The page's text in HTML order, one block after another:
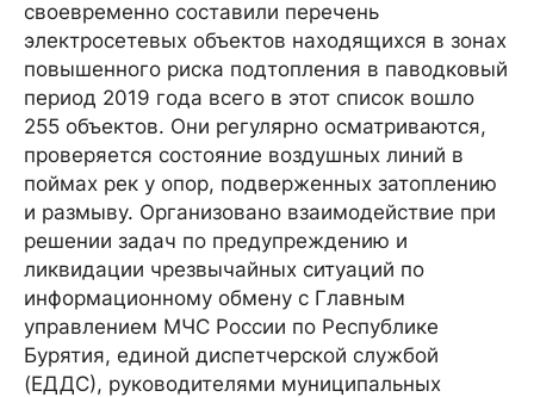
своевременно составили перечень
электросетевых объектов находящихся в зонах
повышенного риска подтопления в паводковый
период 2019 года всего в этот список вошло
255 объектов. Они регулярно осматриваются,
проверяется состояние воздушных линий в
поймах рек у опор, подверженных затоплению
и размыву. Организовано взаимодействие при
решении задач по предупреждению и
ликвидации чрезвычайных ситуаций по
информационному обмену с Главным
управлением МЧС России по Республике
Бурятия, единой диспетчерской службой
(ЕДДС), руководителями муниципальных